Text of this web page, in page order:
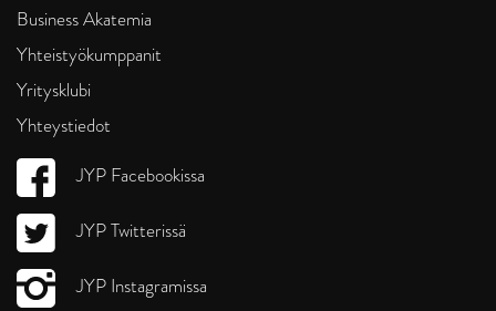
Business Akatemia
Yhteistyökumppanit
Yritysklubi
Yhteystiedot
JYP Facebookissa
JYP Twitterissä
JYP Instagramissa